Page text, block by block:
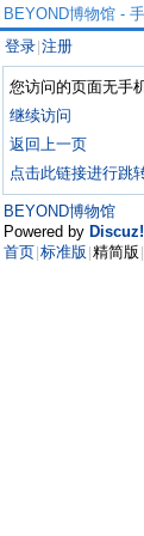
BEYOND博物馆 -
登录 注册
您访问的页面无手
继续访问
返回上一页
点击此链接进行跳
BEYOND博物馆
Powered by Discuz!
首页 标准版 精简版